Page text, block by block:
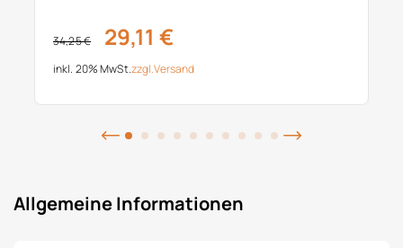
34,25 € 29,11 €
inkl. 20% MwSt.zzgl.Versand
Allgemeine Informationen